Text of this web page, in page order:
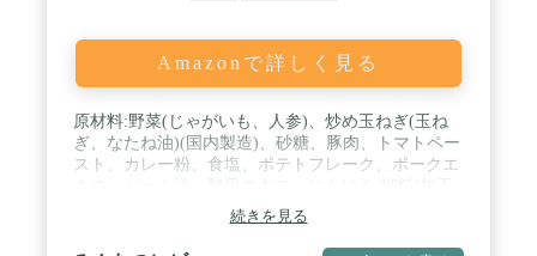
Amazonで詳しく見る
原材料:野菜(じゃがいも、人参)、炒め玉ねぎ(玉ね
ぎ、なたね油)(国内製造)、砂糖、豚肉、トマトペー
スト、カレー粉、食塩、ポテトフレーク、ポークエ
でん粉) / 商品サイズ(高さx奥行x
幅):162mmx105mmx260mm / 栄養成分:1袋(210g)当た
り:エネルギー163kcal たんぱく質3.9g 脂質5.9g 炭水
続きを見る